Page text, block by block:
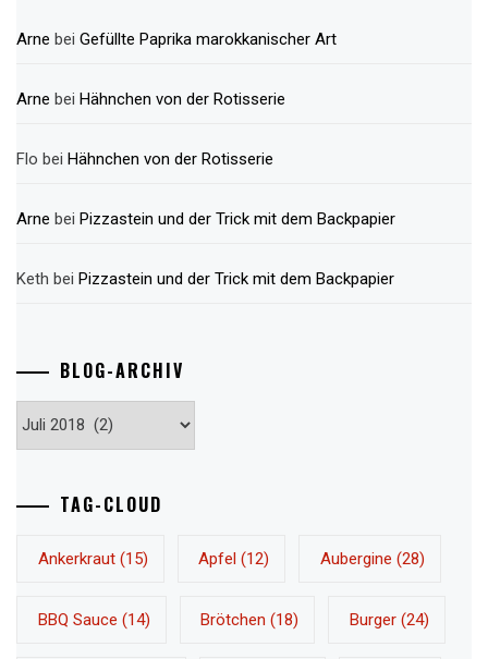
Arne bei Gefüllte Paprika marokkanischer Art
Arne bei Hähnchen von der Rotisserie
Flo bei Hähnchen von der Rotisserie
Arne bei Pizzastein und der Trick mit dem Backpapier
Keth bei Pizzastein und der Trick mit dem Backpapier
BLOG-ARCHIV
TAG-CLOUD
Ankerkraut(15) Apfel (12) Aubergine (28)
BBQ Sauce (14) Brötchen (18) Burger(24)